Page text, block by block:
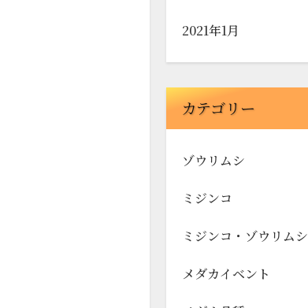
2021年1月
カテゴリー
ゾウリムシ
ミジンコ
ミジンコ・ゾウリムシ
メダカイベント